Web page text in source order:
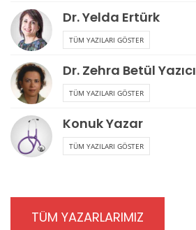
Dr. Yelda Ertürk
TÜM YAZILARI GÖSTER
Dr. Zehra Betül Yazıcı
TÜM YAZILARI GÖSTER
Konuk Yazar
TÜM YAZILARI GÖSTER
TÜM YAZARLARIMIZ